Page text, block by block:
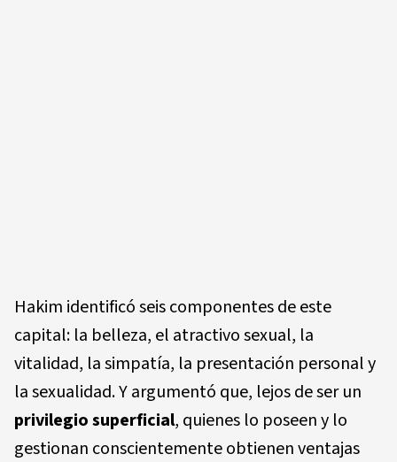
Hakim identificó seis componentes de este
capital: la belleza, el atractivo sexual, la
vitalidad, la simpatía, la presentación personal y
la sexualidad. Y argumentó que, lejos de ser un
privilegio superficial, quienes lo poseen y lo
gestionan conscientemente obtienen ventajas